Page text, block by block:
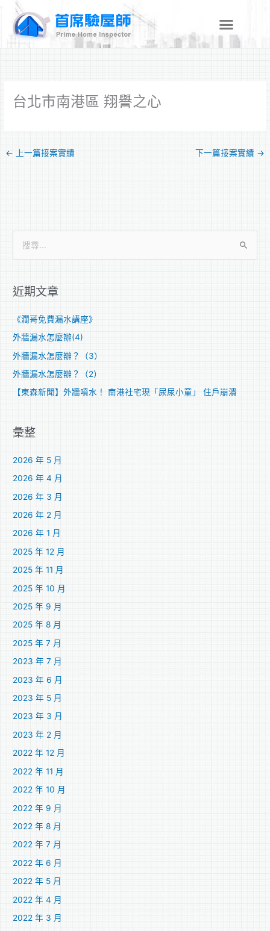
台北市南港區 翔譽之心
← 上一篇接案實績 下一篇接案實績 →
鍵
近期文章
《濶哥免費漏水講座》
外牆漏水怎麼辦(4)
外牆漏水怎麼辦？（3）
外牆漏水怎麼辦？（2）
【東森新聞】外牆噴水！ 南港社宅現「尿尿小童」 住戶崩潰
彙整
2026 年 5 月
2026 年 4 月
2026 年 3 月
2026 年 2 月
2026 年 1 月
2025 年 12 月
2025 年 11 月
2025 年 10 月
2025 年 9 月
2025 年 8 月
2025 年 7 月
2023 年 7 月
2023 年 6 月
2023 年 5 月
2023 年 3 月
2023 年 2 月
2022 年 12 月
2022 年 11 月
2022 年 10 月
2022 年 9 月
2022 年 8 月
2022 年 7 月
2022 年 6 月
2022 年 5 月
2022 年 4 月
2022 年 3 月